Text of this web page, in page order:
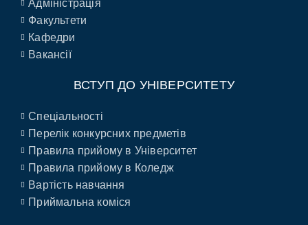
Адміністрація
Факультети
Кафедри
Вакансії
ВСТУП ДО УНІВЕРСИТЕТУ
Спеціальності
Перелік конкурсних предметів
Правила прийому в Університет
Правила прийому в Коледж
Вартість навчання
Приймальна коміся